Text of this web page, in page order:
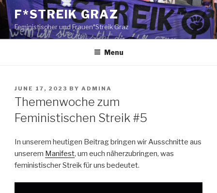
Skip
content
F*STREIK GRAZ
Feministischer und Frauen*Streik Graz
Menu
POSTED
ON
JUNE 17, 2023 BY ADMINA
Themenwoche zum
Feministischen Streik #5
In unserem heutigen Beitrag bringen wir Ausschnitte aus
unserem Manifest, um euch näherzubringen, was
feministischer Streik für uns bedeutet.